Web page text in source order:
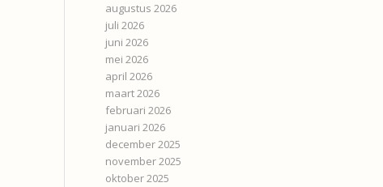
augustus 2026
juli 2026
juni 2026
mei 2026
april 2026
maart 2026
februari 2026
januari 2026
december 2025
november 2025
oktober 2025